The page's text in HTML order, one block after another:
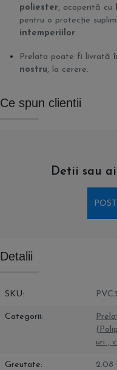
poliester, acoperită cu
pentru o protecție
intemperiilor.
Prelata poate fi livrată
nostru, la cerere.
Ce spun clientii
Detii sau
Detalii
SKU
Categorii
uri ,
Greutate 2.08